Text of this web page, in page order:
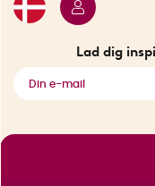
Se
Lad dig